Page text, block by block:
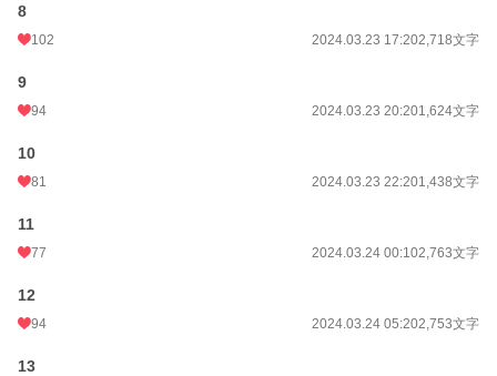
8
102 2024.03.23 17:202,718文字
9
94 2024.03.23 20:201,624文字
10
81 2024.03.23 22:201,438文字
11
77 2024.03.24 00:102,763文字
12
94 2024.03.24 05:202,753文字
13